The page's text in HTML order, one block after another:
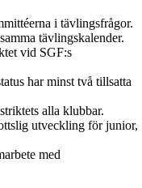
i tävlingsfrågor.
tävlingskalender.
vid SGF:s
har minst två tillsatta
alla klubbar.
utveckling för junior,
med